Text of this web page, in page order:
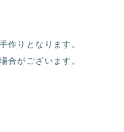
作りとなります。
合がございます。